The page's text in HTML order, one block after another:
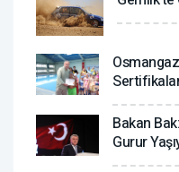
Bakan
Gurur